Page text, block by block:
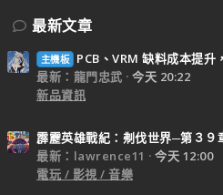
最新文章
主機板
PCB、VRM 缺料成本提升
最新：龍門忠武
今天 20:22
新品資訊
霹靂英雄戰紀：刜伐世界─第３９
最新：lawrence11
今天 12:00
電玩 / 影視 / 音樂